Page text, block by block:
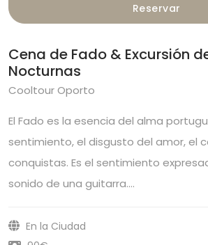
Reservar
Cena de Fado & Excursión
Nocturnas
Cooltour Oporto
El Fado es la esencia del alma
sentimiento, el disgusto del amor, el
conquistas. Es el sentimiento
sonido de una guitarra.…
En la Ciudad